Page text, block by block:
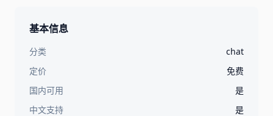
基本信息
分类
chat
定价
免费
国内可用
是
中文支持
是